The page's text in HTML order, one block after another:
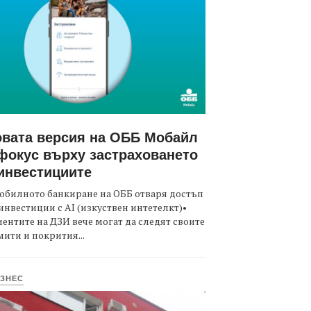
версия на ОББ Мобайл
върху застраховането
банкиране на ОББ отваря достъп
с AI (изкуствен интетелкт)•
на ДЗИ вече могат да следят своите
и покрития...